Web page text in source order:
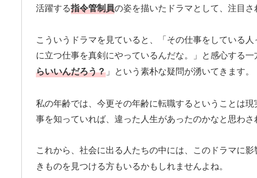
活躍する指令管制員の姿を描いたドラマとして、注目さ
こういうドラマを見ていると、「その仕事をしている
に立つ仕事を真剣にやっているんだな。」と感心する一
らいいんだろう？ 」という素朴な疑問が湧いてきます。
私の年齢では、今更その年齢に転職するということは
事を知っていれば、違った人生があったのかなと思わさ
これから、社会に出る人たちの中には、このドラマに
きものを見つける方もいるかもしれませんよね。